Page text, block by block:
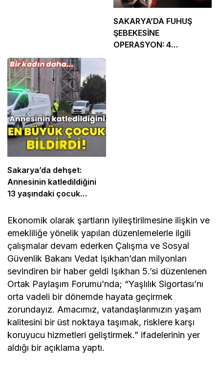
Sakarya’da dehşet:
Annesinin katledildiğini
13 yaşındaki çocuk
bildirdi
Ekonomik olarak şartların iyileştirilmesine ilişkin ve
emekliliğe yönelik yapılan düzenlemelerle ilgili
çalışmalar devam ederken Çalışma ve Sosyal
Güvenlik Bakanı Vedat Işıkhan’dan milyonları
sevindiren bir haber geldi Işıkhan 5.’si düzenlenen
Ortak Paylaşım Forumu’nda; “Yaşlılık Sigortası’nı
orta vadeli bir dönemde hayata geçirmek